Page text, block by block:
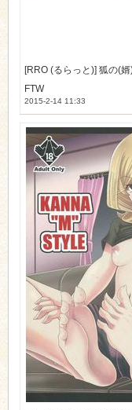
FTW
2015-2-14 11:33